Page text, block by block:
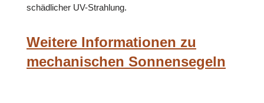
schädlicher UV-Strahlung.
Weitere Informationen zu
mechanischen Sonnensegeln